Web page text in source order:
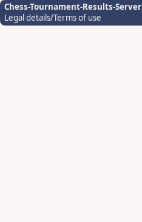
Chess-Tournament-Results-Server
Legal details/Terms of use